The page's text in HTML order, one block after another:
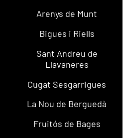
Arenys de Munt
Bigues i Riells
Sant Andreu de
Llavaneres
Cugat Sesgarrigues
La Nou de Berguedà
Fruitós de Bages